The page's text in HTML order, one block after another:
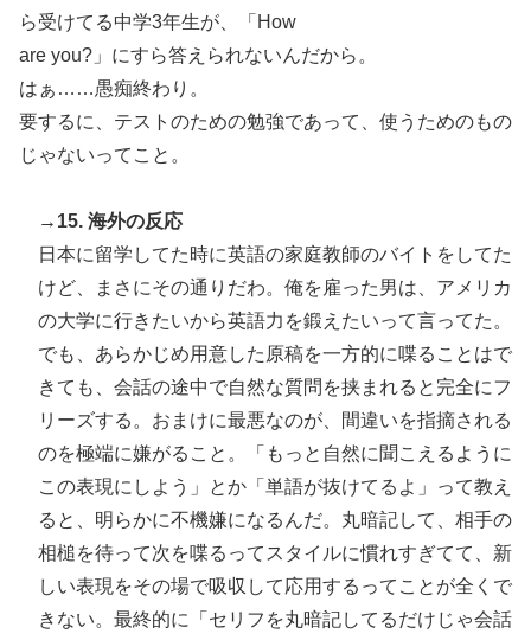
ら受けてる中学3年生が、「How
are you?」にすら答えられないんだから。
はぁ……愚痴終わり。
要するに、テストのための勉強であって、使うためのもの
じゃないってこと。
→15. 海外の反応
日本に留学してた時に英語の家庭教師のバイトをしてた
けど、まさにその通りだわ。俺を雇った男は、アメリカ
の大学に行きたいから英語力を鍛えたいって言ってた。
でも、あらかじめ用意した原稿を一方的に喋ることはで
きても、会話の途中で自然な質問を挟まれると完全にフ
リーズする。おまけに最悪なのが、間違いを指摘される
のを極端に嫌がること。「もっと自然に聞こえるように
この表現にしよう」とか「単語が抜けてるよ」って教え
ると、明らかに不機嫌になるんだ。丸暗記して、相手の
相槌を待って次を喋るってスタイルに慣れすぎてて、新
しい表現をその場で吸収して応用するってことが全くで
きない。最終的に「セリフを丸暗記してるだけじゃ会話